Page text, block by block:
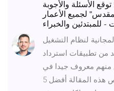
الأسئلة والأجوبة
لجميع الأعمار
المجانية لنظام التشغيل
من تطبيقات استرداد
منهم معروف جيدا في
السوق، والبعض الآخر لا. تلخص هذه المقالة أفضل 5